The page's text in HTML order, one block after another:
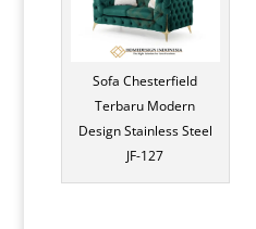
Sofa Chesterfield
Terbaru Modern
Design Stainless Steel
JF-127